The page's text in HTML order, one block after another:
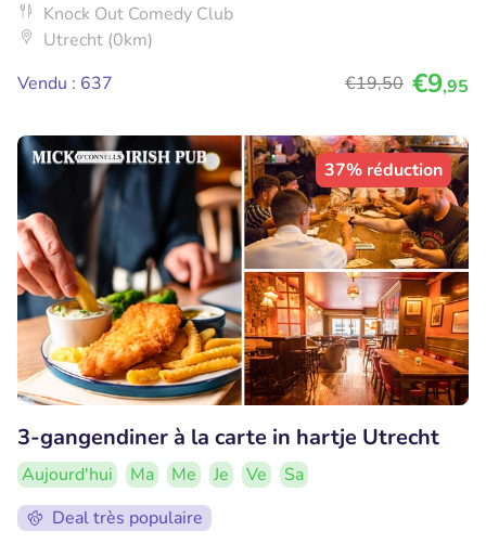
Knock Out Comedy Club
Utrecht (0km)
Vendu : 637
€19,50 €9,95
37% réduction
3-gangendiner à la carte in hartje Utrecht
Aujourd'hui Ma Me Je Ve
Sa
Deal très populaire